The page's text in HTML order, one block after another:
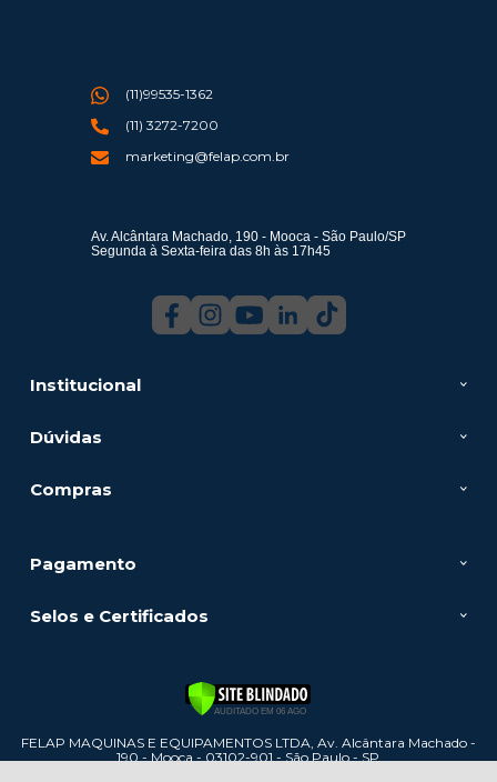
Institucional
Dúvidas
Compras
(11)99535-1362
(11) 3272-7200
marketing@felap.com.br
Av. Alcântara Machado, 190 - Mooca - São Paulo/SP
Segunda à Sexta-feira das 8h às 17h45
Pagamento
Selos e Certificados
FELAP MAQUINAS E EQUIPAMENTOS LTDA, Av. Alcântara Machado -
190 - Mooca - 03102-901 - São Paulo - SP